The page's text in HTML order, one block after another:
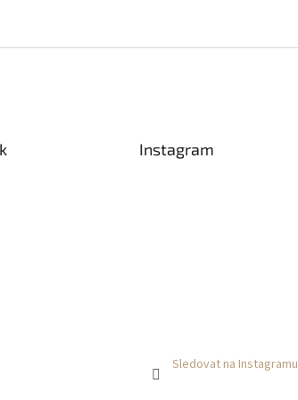
Instagram
Sledovat na Instagramu